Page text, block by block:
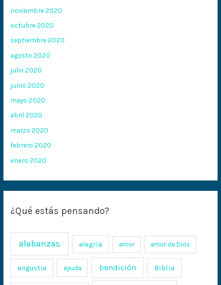
noviembre 2020
octubre 2020
septiembre 2020
agosto 2020
julio 2020
junio 2020
mayo 2020
abril 2020
marzo 2020
febrero 2020
enero 2020
¿Qué estás pensando?
alabanzas alegría amor amor de Dios
angustia ayuda bendición Biblia